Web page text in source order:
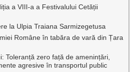
a VIII-a a Festivalului Cetății
la Ulpia Traiana Sarmizegetusa
Române în tabăra de vară din Țara
Toleranță zero față de amenințări,
agresive în transportul public